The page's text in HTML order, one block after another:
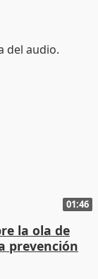
01:46
la ola de
prevención